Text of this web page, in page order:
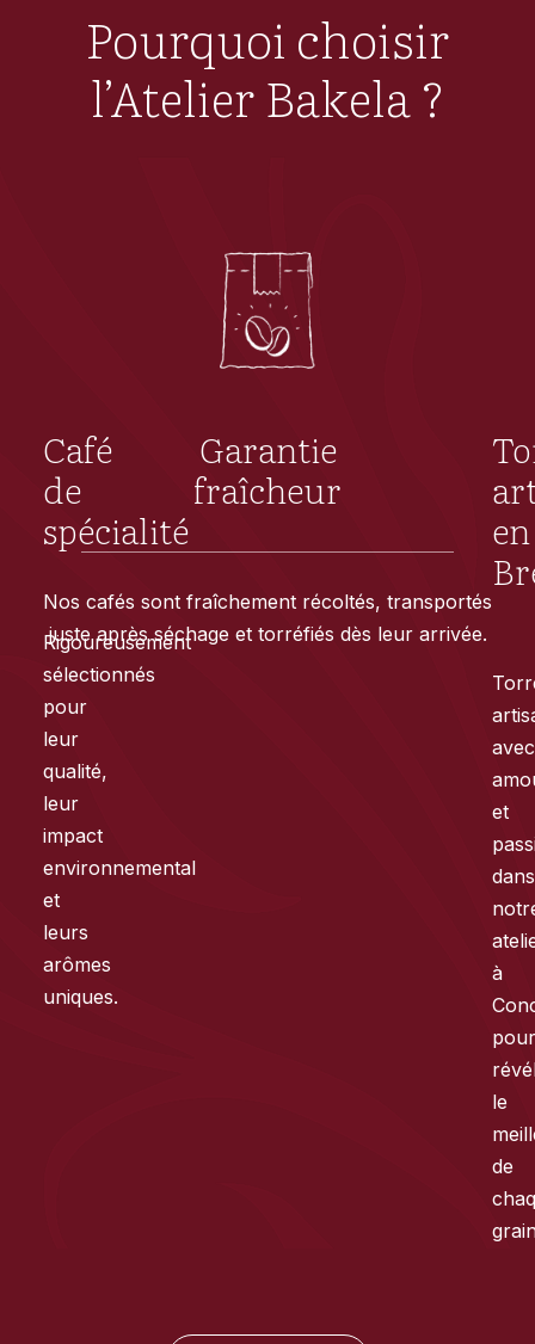
Pourquoi choisir
l’Atelier Bakela ?
Café
de
spécialité
Rigoureusement
sélectionnés
pour
leur
qualité,
leur
impact
environnemental
et
leurs
arômes
uniques.
Garantie
fraîcheur
Nos cafés sont fraîchement récoltés, transportés
juste après séchage et torréfiés dès leur arrivée.
en
avec
et
dans
à
le
de